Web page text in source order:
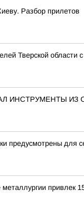
Разбор прилетов
Тверской области
ИНСТРУМЕНТЫ
предусмотрены для
привлек